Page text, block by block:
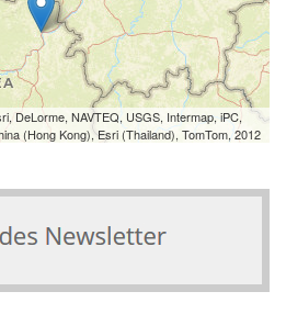
DeLorme, NAVTEQ, USGS, Intermap, iPC,
(Hong Kong), Esri (Thailand), TomTom, 2012